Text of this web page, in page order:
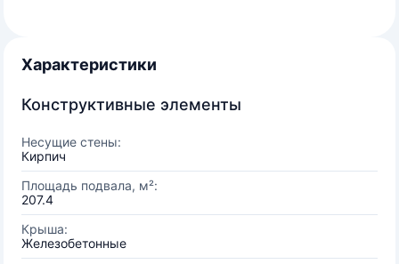
Характеристики
Конструктивные элементы
Несущие стены:
Кирпич
Площадь подвала, м²:
207.4
Крыша:
Железобетонные